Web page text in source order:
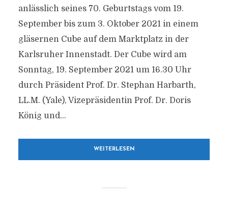
anlässlich seines 70. Geburtstags vom 19.
September bis zum 3. Oktober 2021 in einem
gläsernen Cube auf dem Marktplatz in der
Karlsruher Innenstadt. Der Cube wird am
Sonntag, 19. September 2021 um 16.30 Uhr
durch Präsident Prof. Dr. Stephan Harbarth,
LL.M. (Yale), Vizepräsidentin Prof. Dr. Doris
König und...
WEITERLESEN